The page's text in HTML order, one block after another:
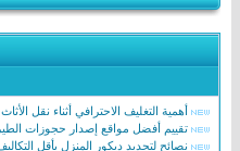
أهمية التغليف الاحترافي أثناء نقل الأثاث
تقييم أفضل مواقع إصدار حجوزات
نصائح لتجديد ديكور المنزل بأقل